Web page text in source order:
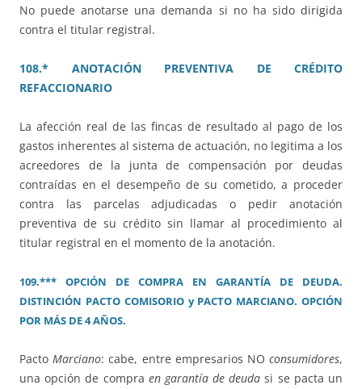
No puede anotarse una demanda si no ha sido dirigida
contra el titular registral.
108.* ANOTACIÓN PREVENTIVA DE CRÉDITO
REFACCIONARIO
La afección real de las fincas de resultado al pago de los
gastos inherentes al sistema de actuación, no legitima a los
acreedores de la junta de compensación por deudas
contraídas en el desempeño de su cometido, a proceder
contra las parcelas adjudicadas o pedir anotación
preventiva de su crédito sin llamar al procedimiento al
titular registral en el momento de la anotación.
109.*** OPCIÓN DE COMPRA EN GARANTÍA DE DEUDA.
DISTINCIÓN PACTO COMISORIO y PACTO MARCIANO. OPCIÓN
POR MÁS DE 4 AÑOS.
PactoMarciano: cabe, entre empresarios NOconsumidores,
una opción de compra en garantía de deuda si se pacta un